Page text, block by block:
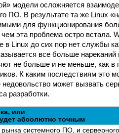
модели осложняется
ПО. В результате та же Linux
для функционирования
эта проблема остро встала.
в Linux до сих пор нет службы
все больше
не больше и не меньше, как в
К каким последствиям это
недовольство может вызвать
разработки.
или
абсолютно точным
системного ПО, и